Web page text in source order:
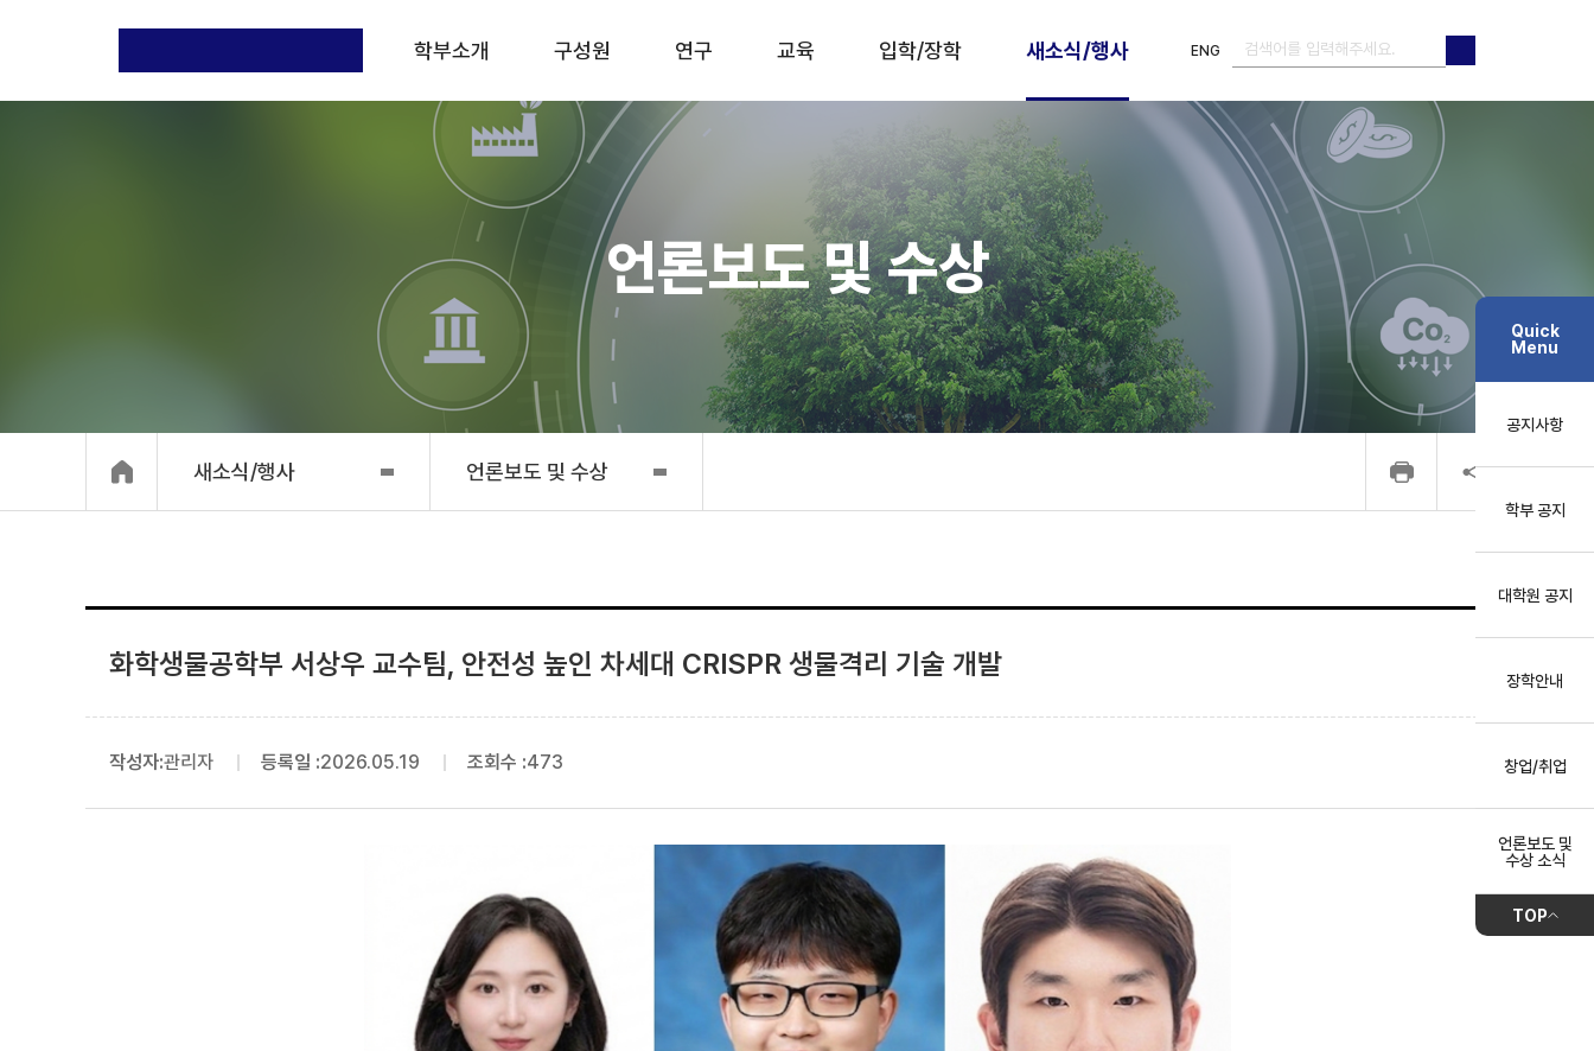
학부소개 구성원 연구 교육 입학/장학 새소식/행사 ENG
검색
검색
언론보도 및 수상
새소식/행사 언론보도 및 수상
화학생물공학부 서상우 교수팀, 안전성 높인 차세대 CRISPR 생물격리 기술 개발
작성자:관리자 등록일 :2026.05.19 조회수 :473
Quick
Menu
공지사항
학부 공지
대학원 공지
장학안내
창업/취업
언론보도 및
수상 소식
TOP